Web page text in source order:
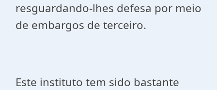
resguardando-lhes defesa por meio
de embargos de terceiro.
Este instituto tem sido bastante